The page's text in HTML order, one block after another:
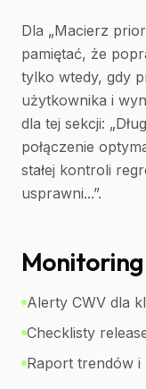
Dla „Macierz
pamiętać, że
tylko wtedy, gdy
użytkownika i
dla tej sekcji:
połączenie
stałej kontroli
usprawni...”.
Alerty CWV dla
Checklisty
Raport trendów